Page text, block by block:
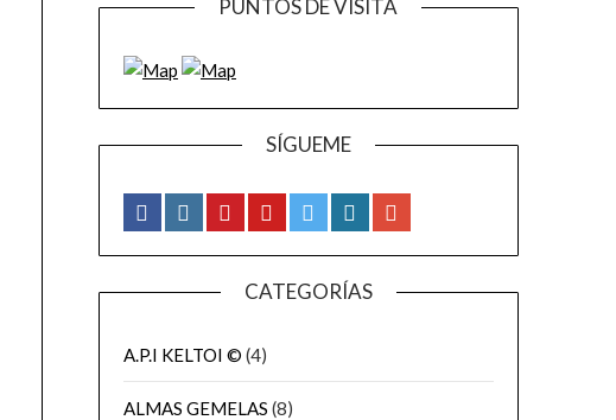
PUNTOS DE VISITA
SÍGUEME
CATEGORÍAS
A.P.I KELTOI © (4)
ALMAS GEMELAS (8)